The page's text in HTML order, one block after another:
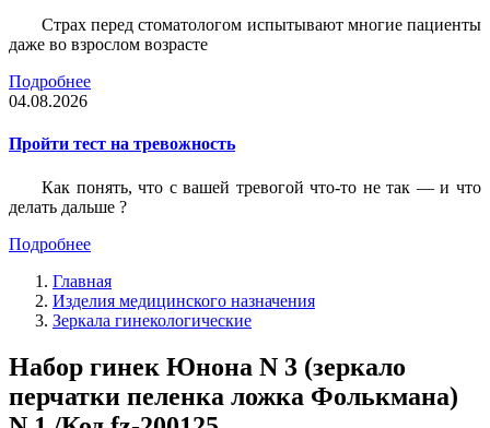
Страх перед стоматологом испытывают многие пациенты
даже во взрослом возрасте
Подробнее
04.08.2026
Пройти тест на тревожность
Как понять, что с вашей тревогой что-то не так — и что
делать дальше ?
Подробнее
Главная
Изделия медицинского назначения
Зеркала гинекологические
Набор гинек Юнона N 3 (зеркало
перчатки пеленка ложка Фолькмана)